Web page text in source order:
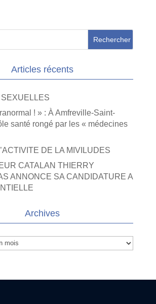
Articles récents
! » : À Amfreville-Saint-
santé rongé par les « médecines
DE LA MIVILUDES
CATALAN THIERRY
ANNONCE SA CANDIDATURE A
Archives